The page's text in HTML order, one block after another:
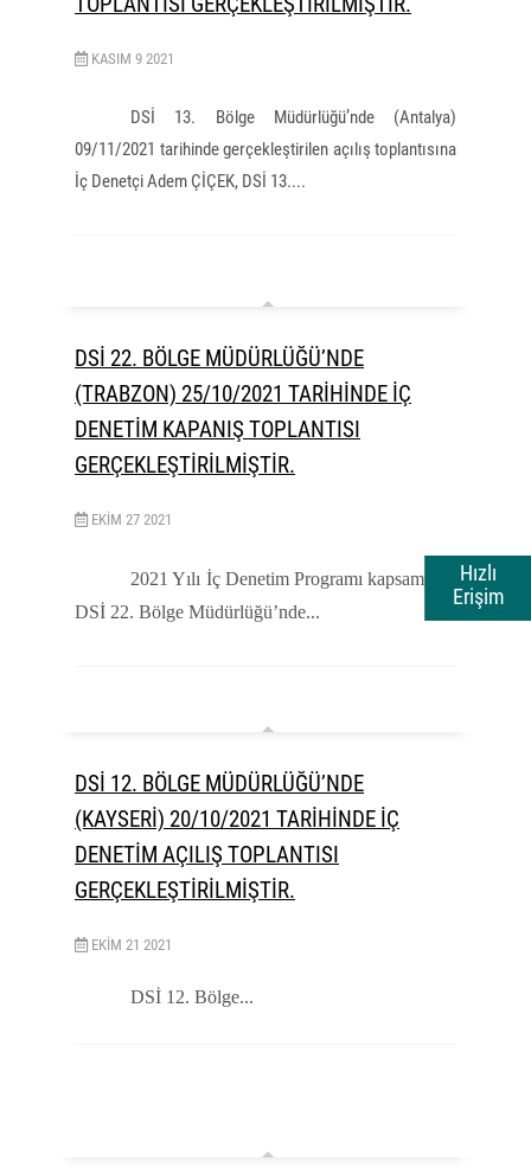
Hızlı
Erişim
KASIM 9 2021
DSİ 13. Bölge Müdürlüğü’nde (Antalya)
09/11/2021 tarihinde gerçekleştirilen açılış toplantısına
İç Denetçi Adem ÇİÇEK, DSİ 13....
DSİ 22. BÖLGE MÜDÜRLÜĞÜ’NDE
(TRABZON) 25/10/2021 TARİHİNDE İÇ
DENETİM KAPANIŞ TOPLANTISI
GERÇEKLEŞTİRİLMİŞTİR.
EKIM 27 2021
2021 Yılı İç Denetim Programı kapsamında
DSİ 22. Bölge Müdürlüğü’nde...
DSİ 12. BÖLGE MÜDÜRLÜĞÜ’NDE
(KAYSERİ) 20/10/2021 TARİHİNDE İÇ
DENETİM AÇILIŞ TOPLANTISI
GERÇEKLEŞTİRİLMİŞTİR.
EKIM 21 2021
DSİ 12. Bölge...